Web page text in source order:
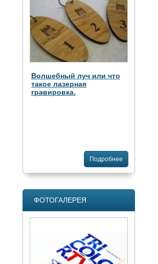
Волшебный луч или что
такое лазерная
гравировка.
Подробнее
ФОТОГАЛЕРЕЯ